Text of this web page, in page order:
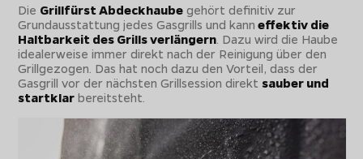
Die Grillfürst Abdeckhaube gehört definitiv zur
Grundausstattung jedes Gasgrills und kann effektiv die
Haltbarkeit des Grills verlängern . Dazu wird die Haube
idealerweise immer direkt nach der Reinigung über den
Grillgezogen. Das hat noch dazu den Vorteil, dass der
Gasgrill vor der nächsten Grillsession direkt sauber und
startklar bereitsteht.